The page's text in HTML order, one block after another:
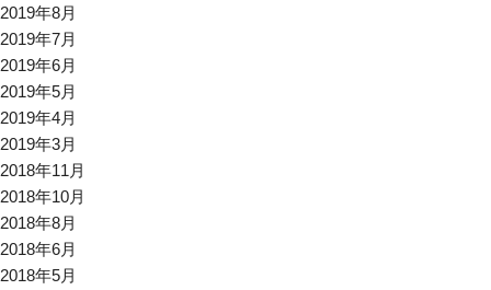
2019年8月
2019年7月
2019年6月
2019年5月
2019年4月
2019年3月
2018年11月
2018年10月
2018年8月
2018年6月
2018年5月